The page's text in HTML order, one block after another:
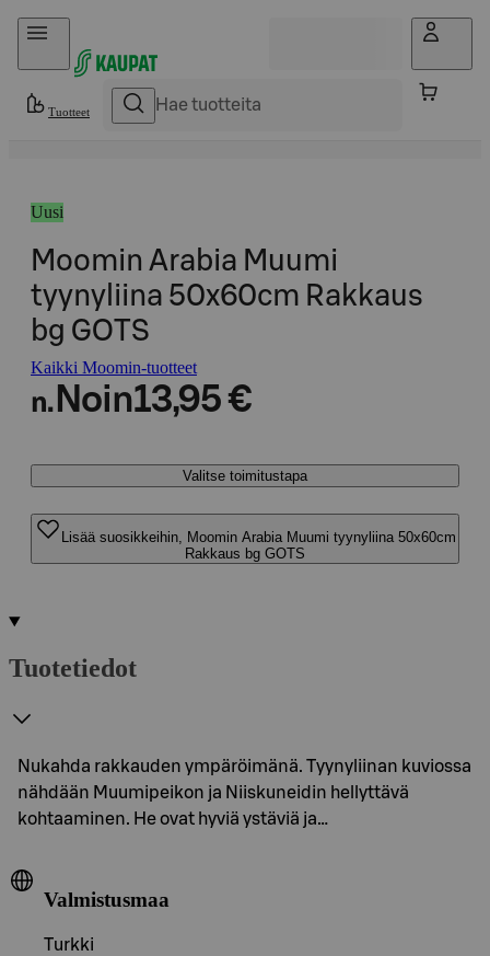
Hyppää sisältöön
Tuotteet
Uusi
Moomin Arabia Muumi
tyynyliina 50x60cm Rakkaus
bg GOTS
Kaikki Moomin-tuotteet
n. Noin13,95 €
Valitse toimitustapa
Lisää suosikkeihin, Moomin Arabia Muumi tyynyliina 50x60cm
Rakkaus bg GOTS
Tuotetiedot
Nukahda rakkauden ympäröimänä. Tyynyliinan kuviossa
nähdään Muumipeikon ja Niiskuneidin hellyttävä
kohtaaminen. He ovat hyviä ystäviä ja…
Valmistusmaa
Turkki